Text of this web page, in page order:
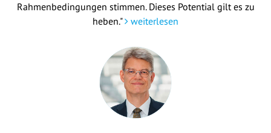
Rahmenbedingungen stimmen. Dieses Potential gilt es zu
heben."
weiterlesen